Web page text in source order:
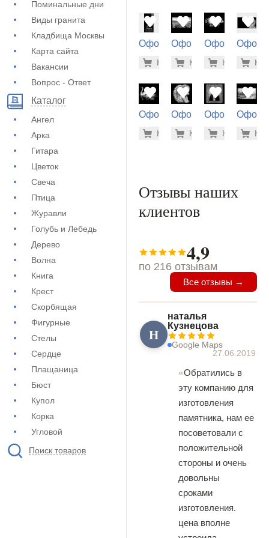
Поминальные дни
Виды гранита
Кладбища Москвы
Карта сайта
Вакансии
Вопрос - Ответ
Каталог
Ангел
Арка
Гитара
Цветок
Свеча
Птица
Журавли
Голубь и Лебедь
Дерево
Волна
Книга
Крест
Скорбящая
Фигурные
Стелы
Сердце
Плащаница
Бюст
Купол
Корка
Угловой
Поиск товаров
Оформление
(72-708)
-7% 5.600
Купить
Оформление
(71-228)
-7%
Купить
Оформление
(71-418)
-
Купить(73-
Оформление
(73-572)
-7% 900 руб.
Купить
Оформление
(71-530)
-7%
Купить
Оформление
(73-437)
-
Купить(71-
Отзывы наших
клиентов
4,9
по 216 отзывам
Все отзывы →
Н
наталья
Кузнецова
Google Maps
27.06.2019
Обратились в
эту компанию для
изготовления
памятника, нам ее
посоветовали с
положительной
стороны и очень
довольны
сроками
изготовления.
цена вполне